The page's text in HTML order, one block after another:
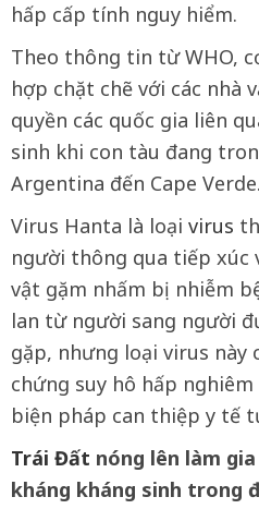
hấp cấp tính nguy hiểm.
Theo thông tin từ WHO,
hợp chặt chẽ với các nhà
quyền các quốc gia liên
sinh khi con tàu đang
Argentina đến Cape Verde.
Virus Hanta là loại virus
người thông qua tiếp xúc
vật gặm nhấm bị nhiễm
lan từ người sang người
gặp, nhưng loại virus này
chứng suy hô hấp nghiêm
biện pháp can thiệp y tế
Trái Đất nóng lên làm
kháng kháng sinh trong